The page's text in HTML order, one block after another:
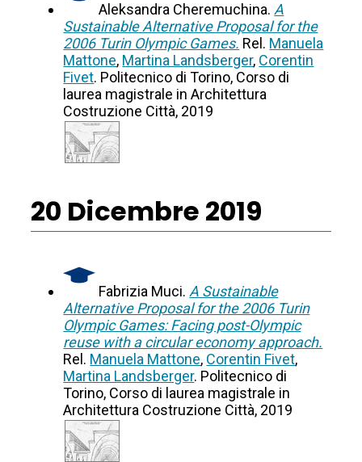
Aleksandra Cheremuchina. A
Sustainable Alternative Proposal for the
2006 Turin Olympic Games. Rel. Manuela
Mattone, Martina Landsberger, Corentin
Fivet. Politecnico di Torino, Corso di
laurea magistrale in Architettura
Costruzione Città, 2019
20 Dicembre 2019
Fabrizia Muci. A Sustainable
Alternative Proposal for the 2006 Turin
Olympic Games: Facing post-Olympic
reuse with a circular economy approach.
Rel. Manuela Mattone, Corentin Fivet,
Martina Landsberger. Politecnico di
Torino, Corso di laurea magistrale in
Architettura Costruzione Città, 2019